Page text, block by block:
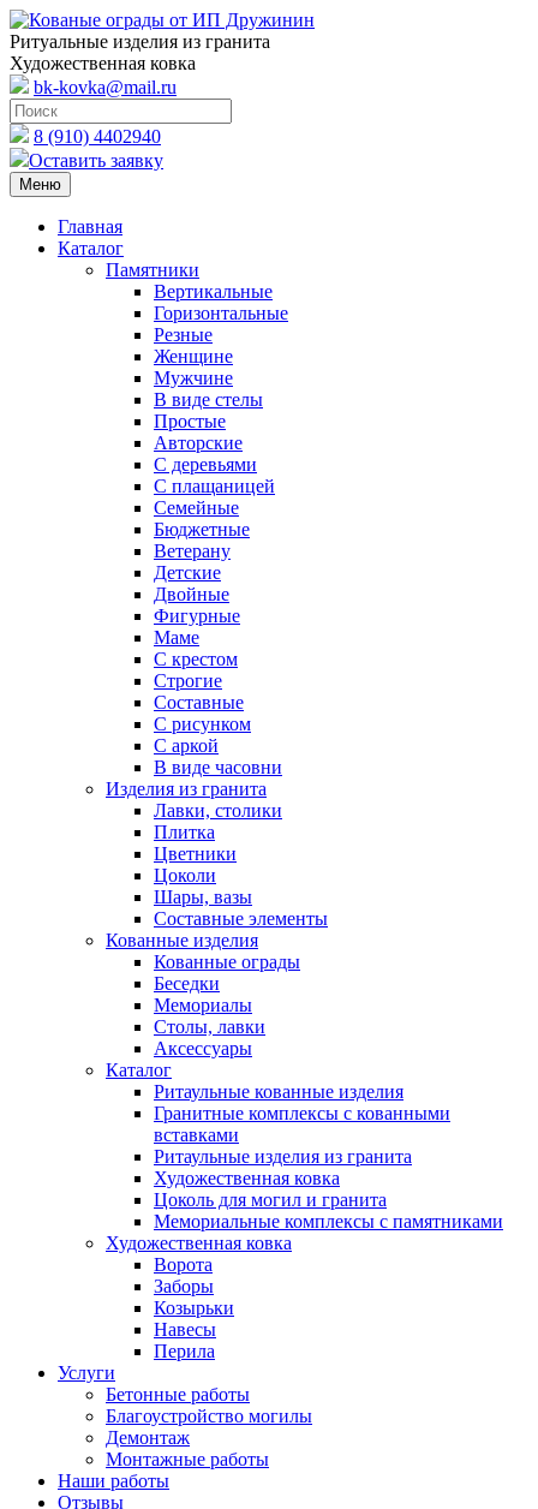
Ритуальные изделия из гранита
Художественная ковка
bk-kovka@mail.ru
8 (910) 4402940
Оставить заявку
Меню
Главная
Каталог
Памятники
Вертикальные
Горизонтальные
Резные
Женщине
Мужчине
В виде стелы
Простые
Авторские
С деревьями
С плащаницей
Семейные
Бюджетные
Ветерану
Детские
Двойные
Фигурные
Маме
С крестом
Строгие
Составные
С рисунком
С аркой
В виде часовни
Изделия из гранита
Лавки, столики
Плитка
Цветники
Цоколи
Шары, вазы
Составные элементы
Кованные изделия
Кованные ограды
Беседки
Мемориалы
Столы, лавки
Аксессуары
Каталог
Ритаульные кованные изделия
Гранитные комплексы с кованными
вставками
Ритаульные изделия из гранита
Художественная ковка
Цоколь для могил и гранита
Мемориальные комплексы с памятниками
Художественная ковка
Ворота
Заборы
Козырьки
Навесы
Перила
Услуги
Бетонные работы
Благоустройство могилы
Демонтаж
Монтажные работы
Наши работы
Отзывы